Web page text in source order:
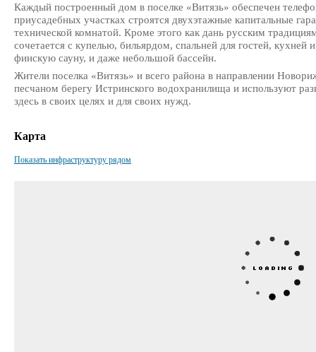
Каждый построенный дом в поселке «Витязь» обеспечен
приусадебных участках строятся двухэтажные капитальные
технической комнатой. Кроме этого как дань русским
сочетается с купелью, бильярдом, спальней для гостей,
финскую сауну, и даже небольшой бассейн.
Жители поселка «Витязь» и всего района в направлении
песчаном берегу Истринского водохранилища и используют
здесь в своих целях и для своих нужд.
Карта
Показать инфраструктуру рядом